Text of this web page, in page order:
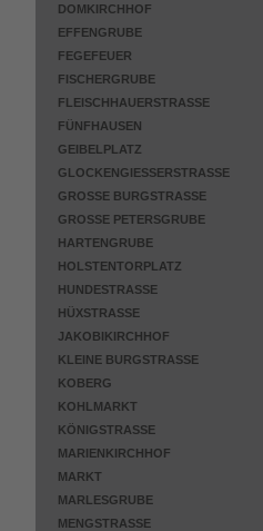
DOMKIRCHHOF
EFFENGRUBE
FEGEFEUER
FISCHERGRUBE
FLEISCHHAUERSTRASSE
FÜNFHAUSEN
GEIBELPLATZ
GLOCKENGIESSERSTRASSE
GROSSE BURGSTRASSE
GROSSE PETERSGRUBE
HARTENGRUBE
HOLSTENTORPLATZ
HUNDESTRASSE
HÜXSTRASSE
JAKOBIKIRCHHOF
KLEINE BURGSTRASSE
KOBERG
KOHLMARKT
KÖNIGSTRASSE
MARIENKIRCHHOF
MARKT
MARLESGRUBE
MENGSTRASSE